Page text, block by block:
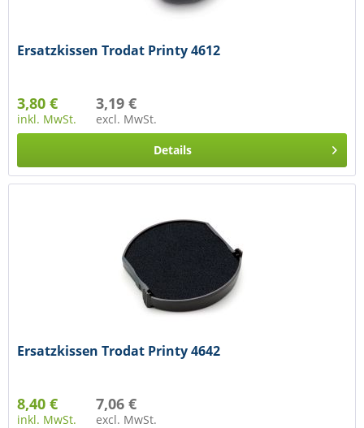
Ersatzkissen Trodat Printy 4612
3,80 €
inkl. MwSt.
3,19 €
excl. MwSt.
Details
Ersatzkissen Trodat Printy 4642
8,40 €
inkl. MwSt.
7,06 €
excl. MwSt.